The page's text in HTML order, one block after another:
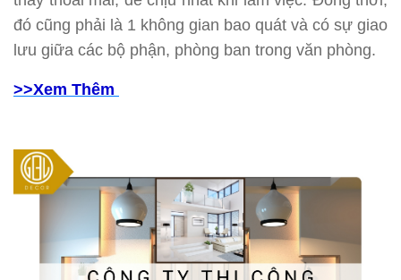
đó cũng phải là 1 không gian bao quát và có sự giao
lưu giữa các bộ phận, phòng ban trong văn phòng.
>>Xem Thêm